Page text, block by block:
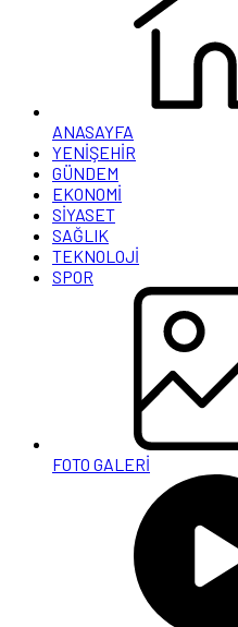
ANASAYFA
YENİŞEHİR
GÜNDEM
EKONOMİ
SİYASET
SAĞLIK
TEKNOLOJİ
SPOR
FOTO GALERİ